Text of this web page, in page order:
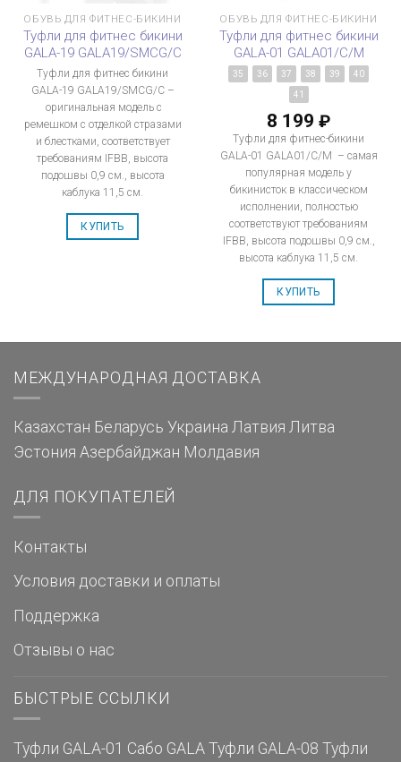
ОБУВЬ ДЛЯ ФИТНЕС-БИКИНИ
Туфли для фитнес бикини
GALA-19 GALA19/SMCG/C
Туфли для фитнес бикини
GALA-19 GALA19/SMCG/C –
оригинальная модель с
ремешком с отделкой стразами
и блестками, соответствует
требованиям IFBB, высота
подошвы 0,9 см., высота
каблука 11,5 см.
КУПИТЬ
ОБУВЬ ДЛЯ ФИТНЕС-БИКИНИ
Туфли для фитнес бикини
GALA-01 GALA01/C/M
35 36 37 38 39 40
41
8 199 ₽
Туфли для фитнес-бикини
GALA-01 GALA01/C/M – самая
популярная модель у
бикинисток в классическом
исполнении, полностью
соответствуют требованиям
IFBB, высота подошвы 0,9 см.,
высота каблука 11,5 см.
КУПИТЬ
МЕЖДУНАРОДНАЯ ДОСТАВКА
Казахстан Беларусь Украина Латвия Литва
Эстония Азербайджан Молдавия
ДЛЯ ПОКУПАТЕЛЕЙ
Контакты
Условия доставки и оплаты
Поддержка
Отзывы о нас
БЫСТРЫЕ ССЫЛКИ
Туфли GALA-01 Сабо GALA Туфли GALA-08 Туфли